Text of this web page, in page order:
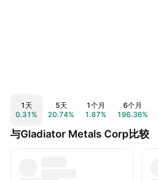
1天
0.31%
5天
20.74%
1个月
1.87%
6个月
196.36%
与Gladiator Metals Corp比较